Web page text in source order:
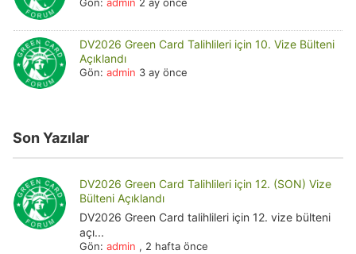
Gön: admin 2 ay önce
DV2026 Green Card Talihlileri için 10. Vize Bülteni
Açıklandı
Gön: admin 3 ay önce
Son Yazılar
DV2026 Green Card Talihlileri için 12. (SON) Vize
Bülteni Açıklandı
DV2026 Green Card talihlileri için 12. vize bülteni
açı...
Gön: admin , 2 hafta önce